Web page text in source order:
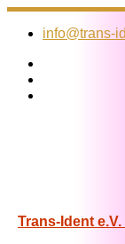
Zum
Inhalt
info@trans-
Trans-Ident e.V.